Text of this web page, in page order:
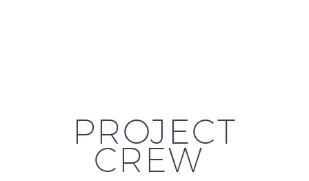
PROJECT
CREW